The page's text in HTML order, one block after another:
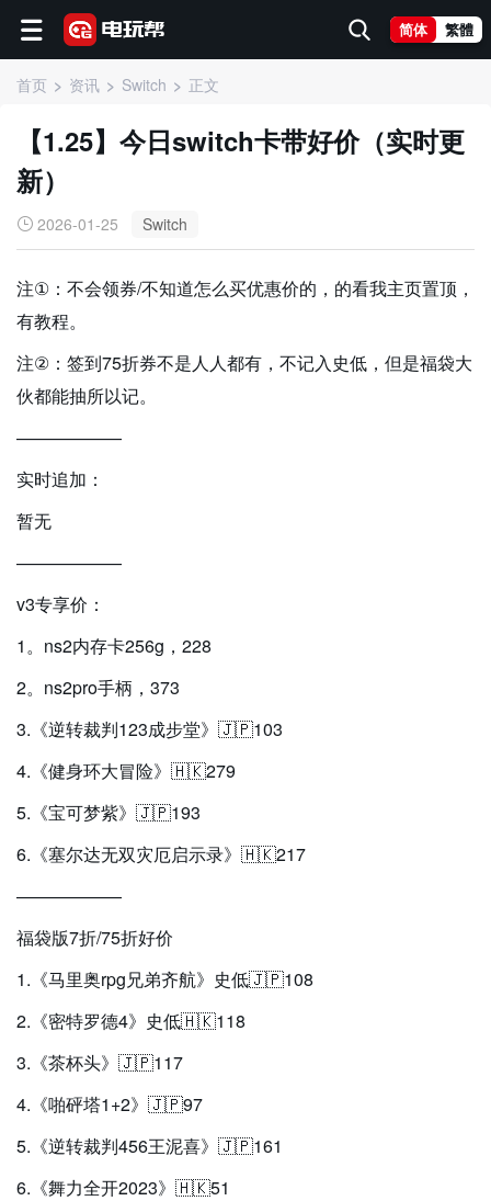
简体 繁體
首页 资讯 Switch 正文
【1.25】今日switch卡带好价（实时更
新）
2026-01-25 Switch
注①：不会领券/不知道怎么买优惠价的，的看我主页置顶，
有教程。
注②：签到75折券不是人人都有，不记入史低，但是福袋大
伙都能抽所以记。
——————
实时追加：
暂无
——————
v3专享价：
1。ns2内存卡256g，228
2。ns2pro手柄，373
3.《逆转裁判123成步堂》🇯🇵103
4.《健身环大冒险》🇭🇰279
5.《宝可梦紫》🇯🇵193
6.《塞尔达无双灾厄启示录》🇭🇰217
——————
福袋版7折/75折好价
1.《马里奥rpg兄弟齐航》史低🇯🇵108
2.《密特罗德4》史低🇭🇰118
3.《茶杯头》🇯🇵117
4.《啪砰塔1+2》🇯🇵97
5.《逆转裁判456王泥喜》🇯🇵161
6.《舞力全开2023》🇭🇰51